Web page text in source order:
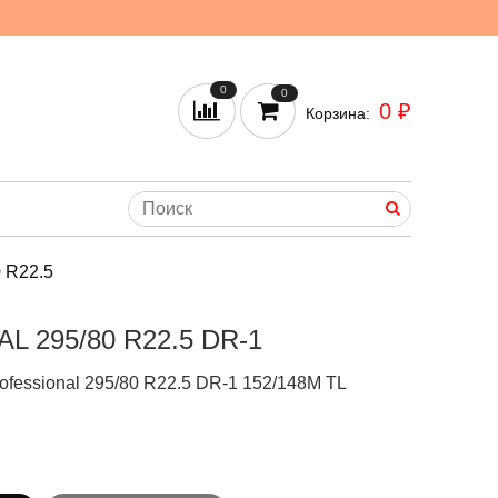
0 0
Корзина: 0 ₽
R22.5
295/80 R22.5 DR-1
295/80 R22.5 DR-1 152/148M TL